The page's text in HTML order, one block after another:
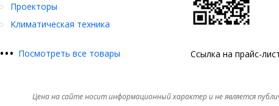
Проекторы
Климатическая техника
••• Посмотреть все товары Ссылка на прайс-
Цена на сайте носит информационный характер и не является